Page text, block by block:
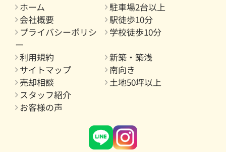
ホーム
駐車場2台以上
会社概要
駅徒歩10分
プライバシーポリシ
ー
学校徒歩10分
利用規約
新築・築浅
サイトマップ
南向き
売却相談
土地50坪以上
スタッフ紹介
お客様の声